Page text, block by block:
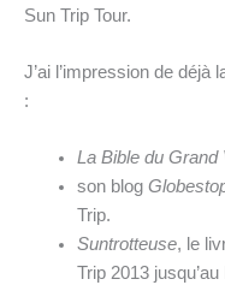
Sun Trip Tour.
J’ai l’impression de déjà
:
La Bible du Grand
son blog
Trip.
Suntrotteuse, le
Trip 2013